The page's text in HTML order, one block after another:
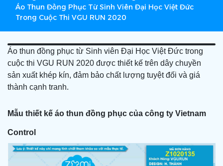
Áo Thun Đồng Phục Từ Sinh Viên Đại Học Việt Đức
Trong Cuộc Thi VGU RUN 2020
Áo thun đồng phục từ Sinh viên Đại Học Việt Đức trong
cuộc thi VGU RUN 2020 được thiết kế trên dây chuyền
sản xuất khép kín, đảm bảo chất lượng tuyệt đối và giá
thành cạnh tranh.
Mẫu thiết kế áo thun đồng phục của công ty Vietnam
Control